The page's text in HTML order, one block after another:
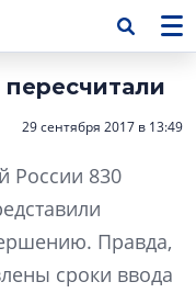
29 сентября 2017 в 13:49
России 830
Правда,
сроки ввода